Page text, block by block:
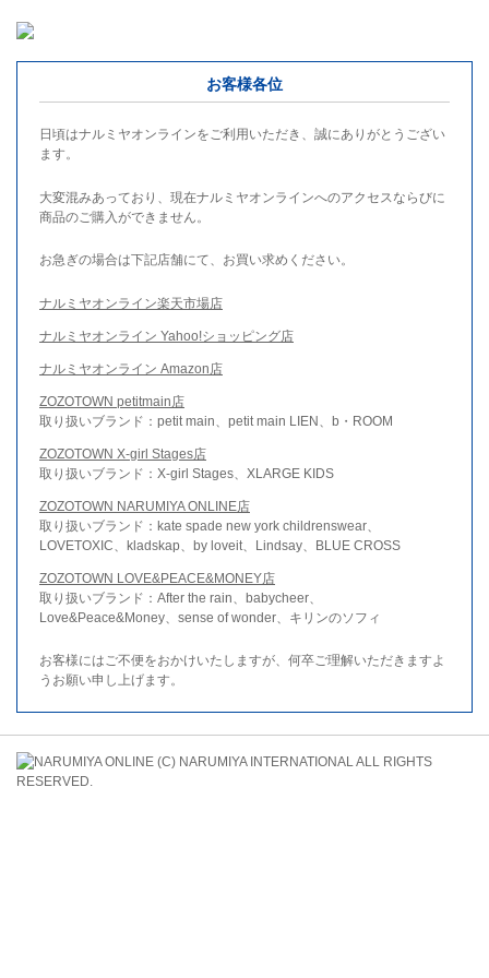
お客様各位
日頃はナルミヤオンラインをご利用いただき、誠にありがとうござい
ます。
大変混みあっており、現在ナルミヤオンラインへのアクセスならびに
商品のご購入ができません。
お急ぎの場合は下記店舗にて、お買い求めください。
ナルミヤオンライン楽天市場店
ナルミヤオンライン Yahoo!ショッピング店
ナルミヤオンライン Amazon店
ZOZOTOWN petitmain店
取り扱いブランド：petit main、petit main LIEN、b・ROOM
ZOZOTOWN X-girl Stages店
取り扱いブランド：X-girl Stages、XLARGE KIDS
ZOZOTOWN NARUMIYA ONLINE店
取り扱いブランド：kate spade new york childrenswear、
LOVETOXIC、kladskap、by loveit、Lindsay、BLUE CROSS
ZOZOTOWN LOVE&PEACE&MONEY店
取り扱いブランド：After the rain、babycheer、
Love&Peace&Money、sense of wonder、キリンのソフィ
お客様にはご不便をおかけいたしますが、何卒ご理解いただきますよ
うお願い申し上げます。